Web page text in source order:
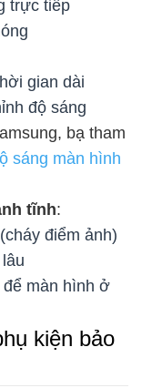
trực tiếp
gian dài
độ sáng
bạ tham
sáng màn hình
tĩnh:
điểm ảnh)
màn hình ở
kiện bảo